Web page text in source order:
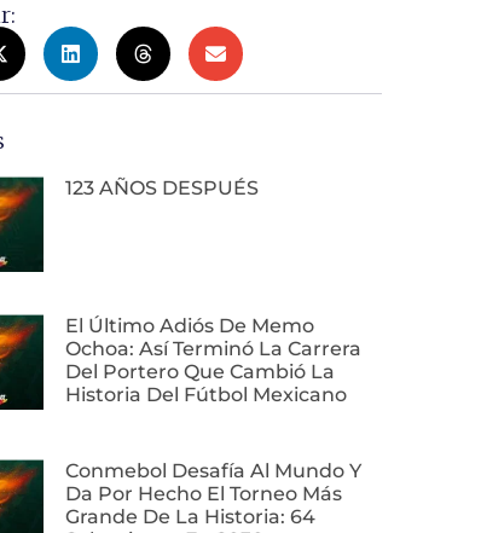
123 AÑOS DESPUÉS
El Último Adiós De Memo
Ochoa: Así Terminó La Carrera
Del Portero Que Cambió La
Historia Del Fútbol Mexicano
Conmebol Desafía Al Mundo Y
Da Por Hecho El Torneo Más
Grande De La Historia: 64